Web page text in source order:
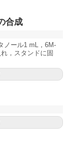
合成
ール1 mL，6M-
，スタンドに固